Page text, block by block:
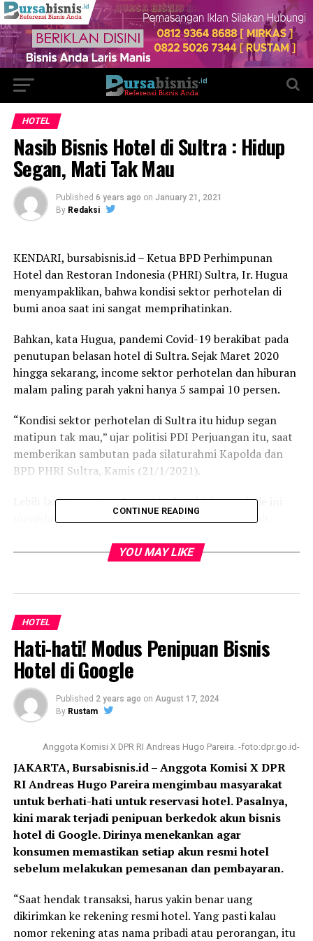
HOTEL
Nasib Bisnis Hotel di Sultra : Hidup
Segan, Mati Tak Mau
Published 6 years ago on January 21, 2021
By Redaksi
KENDARI, bursabisnis.id – Ketua BPD Perhimpunan
Hotel dan Restoran Indonesia (PHRI) Sultra, Ir. Hugua
menyampaklikan, bahwa kondisi sektor perhotelan di
bumi anoa saat ini sangat memprihatinkan.
Bahkan, kata Hugua, pandemi Covid-19 berakibat pada
penutupan belasan hotel di Sultra. Sejak Maret 2020
hingga sekarang, income sektor perhotelan dan hiburan
malam paling parah yakni hanya 5 sampai 10 persen.
“Kondisi sektor perhotelan di Sultra itu hidup segan
matipun tak mau,” ujar politisi PDI Perjuangan itu, saat
memberikan sambutan pada silaturahmi Kapolda dan
BPD PHRI Sultra, Kamis (21/1/2021).
Lebih lanjut, mantan Bupati Wakatobi dua periode ini
menjelaskan, pandemi Covid-19 benar-benar telah
sektor, termasuk perhotelan.
pemerintahan, dalam rangka meningkatkan ekonomi
daerah, khususnya di bidang pariwisata.
Melalui kesempatan itu, Hugua juga meminta kepada
pemerintah daerah agar tidak serta merta menaikan
pajak hotel dan restoran, mengingat pandemi sangat
memberikan dampak yang luar biasa.
Menurutnya, sektor jasa pariwisata menjadi primadona
bersama untuk menghasilkan devisa.
“Dalam waktu dekat ini, ada investasi yang akan masuk
ke Sultra untuk pengembangan Wakatobi dan daerah-
daerah penyangga pariwisata lainnya di Sultra,” katanya.
Post Views: 822
CONTINUE READING
YOU MAY LIKE
HOTEL
Hati-hati! Modus Penipuan Bisnis
Hotel di Google
Published 2 years ago on August 17, 2024
By Rustam
Anggota Komisi X DPR RI Andreas Hugo Pareira. -foto:dpr.go.id-
JAKARTA, Bursabisnis.id – Anggota Komisi X DPR
RI Andreas Hugo Pareira mengimbau masyarakat
untuk berhati-hati untuk reservasi hotel. Pasalnya,
kini marak terjadi penipuan berkedok akun bisnis
hotel di Google. Dirinya menekankan agar
konsumen memastikan setiap akun resmi hotel
sebelum melakukan pemesanan dan pembayaran.
“Saat hendak transaksi, harus yakin benar uang
dikirimkan ke rekening resmi hotel. Yang pasti kalau
nomor rekening atas nama pribadi atau perorangan, itu